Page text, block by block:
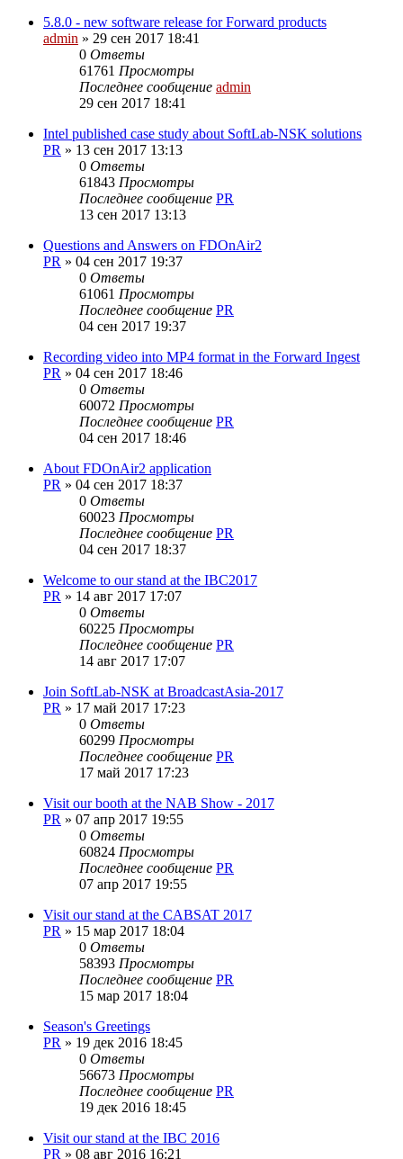
5.8.0 - new software release for Forward products
admin » 29 сен 2017 18:41
0 Ответы
61761 Просмотры
Последнее сообщение admin
29 сен 2017 18:41
Intel published case study about SoftLab-NSK solutions
PR » 13 сен 2017 13:13
0 Ответы
61843 Просмотры
Последнее сообщение PR
13 сен 2017 13:13
Questions and Answers on FDOnAir2
PR » 04 сен 2017 19:37
0 Ответы
61061 Просмотры
Последнее сообщение PR
04 сен 2017 19:37
Recording video into MP4 format in the Forward Ingest
PR » 04 сен 2017 18:46
0 Ответы
60072 Просмотры
Последнее сообщение PR
04 сен 2017 18:46
About FDOnAir2 application
PR » 04 сен 2017 18:37
0 Ответы
60023 Просмотры
Последнее сообщение PR
04 сен 2017 18:37
Welcome to our stand at the IBC2017
PR » 14 авг 2017 17:07
0 Ответы
60225 Просмотры
Последнее сообщение PR
14 авг 2017 17:07
Join SoftLab-NSK at BroadcastAsia-2017
PR » 17 май 2017 17:23
0 Ответы
60299 Просмотры
Последнее сообщение PR
17 май 2017 17:23
Visit our booth at the NAB Show - 2017
PR » 07 апр 2017 19:55
0 Ответы
60824 Просмотры
Последнее сообщение PR
07 апр 2017 19:55
Visit our stand at the CABSAT 2017
PR » 15 мар 2017 18:04
0 Ответы
58393 Просмотры
Последнее сообщение PR
15 мар 2017 18:04
Season's Greetings
PR » 19 дек 2016 18:45
0 Ответы
56673 Просмотры
Последнее сообщение PR
19 дек 2016 18:45
Visit our stand at the IBC 2016
PR » 08 авг 2016 16:21